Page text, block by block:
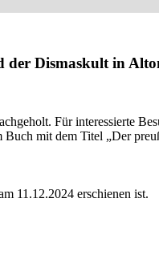
der Dismaskult in
Für interessierte
mit dem Titel „Der
11.12.2024 erschienen ist.